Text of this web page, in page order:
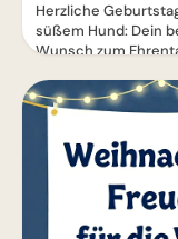
Herzliche
süßem Hund: Dein
Wunsch zum